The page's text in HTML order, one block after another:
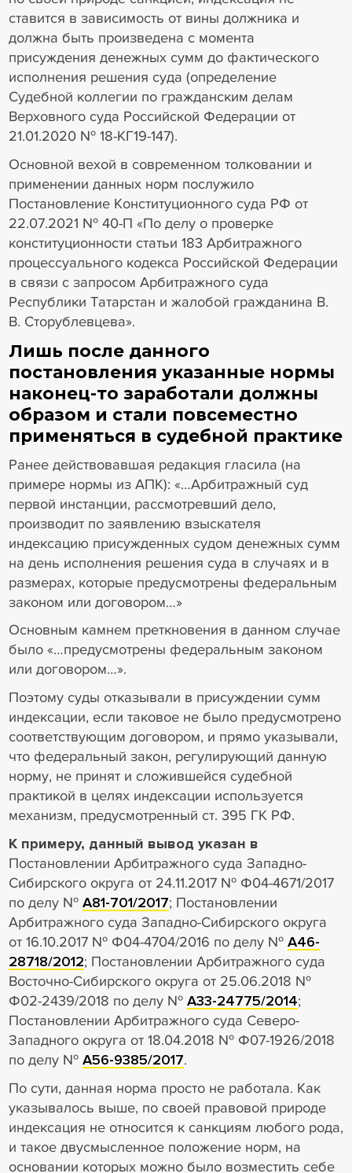
ставится в зависимость от вины должника и
должна быть произведена с момента
присуждения денежных сумм до фактического
исполнения решения суда (определение
Судебной коллегии по гражданским делам
Верховного суда Российской Федерации от
21.01.2020 № 18-КГ19-147).
Основной вехой в современном толковании и
применении данных норм послужило
Постановление Конституционного суда РФ от
22.07.2021 № 40-П «По делу о проверке
конституционности статьи 183 Арбитражного
процессуального кодекса Российской Федерации
в связи с запросом Арбитражного суда
Республики Татарстан и жалобой гражданина В.
В. Сторублевцева».
Лишь после данного
постановления указанные нормы
наконец-то заработали должны
образом и стали повсеместно
применяться в судебной практике
Ранее действовавшая редакция гласила (на
примере нормы из АПК): «…Арбитражный суд
первой инстанции, рассмотревший дело,
производит по заявлению взыскателя
индексацию присужденных судом денежных сумм
на день исполнения решения суда в случаях и в
размерах, которые предусмотрены федеральным
законом или договором…»
Основным камнем преткновения в данном случае
было «…предусмотрены федеральным законом
или договором…».
Поэтому суды отказывали в присуждении сумм
индексации, если таковое не было предусмотрено
соответствующим договором, и прямо указывали,
что федеральный закон, регулирующий данную
норму, не принят и сложившейся судебной
практикой в целях индексации используется
механизм, предусмотренный ст. 395 ГК РФ.
К примеру, данный вывод указан в
Постановлении Арбитражного суда Западно-
Сибирского округа от 24.11.2017 № Ф04-4671/2017
по делу № А81-701/2017; Постановлении
Арбитражного суда Западно-Сибирского округа
от 16.10.2017 № Ф04-4704/2016 по делу № А46-
28718/2012; Постановлении Арбитражного суда
Восточно-Сибирского округа от 25.06.2018 №
Ф02-2439/2018 по делу № А33-24775/2014;
Постановлении Арбитражного суда Северо-
Западного округа от 18.04.2018 № Ф07-1926/2018
по делу № А56-9385/2017.
По сути, данная норма просто не работала. Как
указывалось выше, по своей правовой природе
индексация не относится к санкциям любого рода,
и такое двусмысленное положение норм, на
основании которых можно было возместить себе